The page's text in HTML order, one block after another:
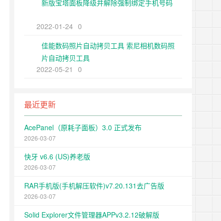
新版宝塔面板降级并解除强制绑定手机号码
2022-01-24 0
佳能数码照片自动拷贝工具 索尼相机数码照
片自动拷贝工具
2022-05-21
0
最近更新
AcePanel（原耗子面板）3.0 正式发布
2026-03-07
快牙 v6.6 (US)养老版
2026-03-07
RAR手机版(手机解压软件)v7.20.131去广告版
2026-03-07
Solid Explorer文件管理器APPv3.2.12破解版